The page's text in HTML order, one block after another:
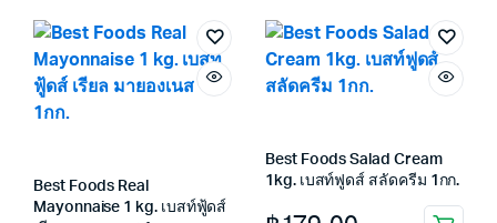
Best Foods Real
Mayonnaise 1 kg. เบสท์ฟู้ดส์
Best Foods Salad Cream
1kg. เบสท์ฟูดส์ สลัดครีม 1กก.